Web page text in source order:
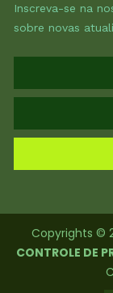
Inscreva-se na
sobre novas
Copyrights ©
CONTROLE DE